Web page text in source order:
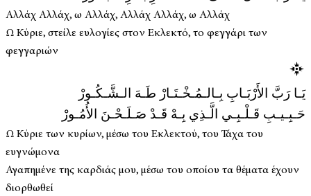
Αλλάχ Αλλάχ, ω Αλλάχ, Αλλάχ Αλλάχ, ω Αλλάχ
Ω Κύριε, στείλε ευλογίες στον Εκλεκτό, το φεγγάρι των
φεγγαριών
يَـا رَبَّ الأَرْبَـابِ بِـالـمُـخْـتَـارْ طَـهَ الـشَّـكُـورْ
حَـبِـيـبِ قَـلْـبِـي الَّـذِي بِـهْ قَـدْ صَـلَـحْـنَ الأُمُـورْ
Ω Κύριε των κυρίων, μέσω του Εκλεκτού, του Τάχα του
ευγνώμονα
Αγαπημένε της καρδιάς μου, μέσω του οποίου τα θέματα έχουν
διορθωθεί